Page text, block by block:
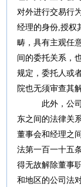
对外进行交易行
经理的身份,授权
畴，具有主观任
间的委托关系，
规定，委托人或
院也无须审查其
此外，公司法
东之间的法律关
董事会和经理之
法第一百一十五
得无故解除董事
和地区的公司法